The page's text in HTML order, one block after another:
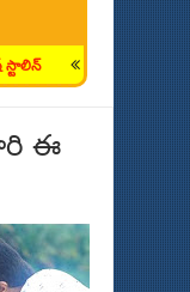
సింధూ... ప్యారిస్ లో
ఈ